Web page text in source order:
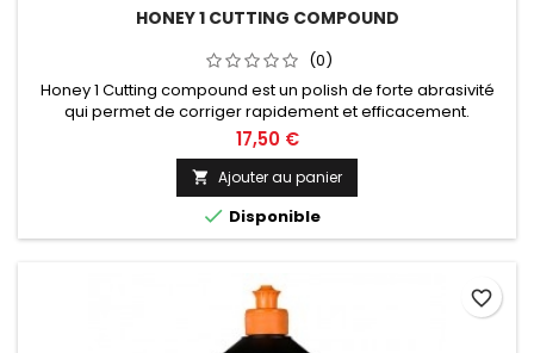
HONEY 1 CUTTING COMPOUND
(0)
Honey 1 Cutting compound est un polish de forte abrasivité
qui permet de corriger rapidement et efficacement.
Contenance de 250ml, 500ml ou 1L au choix.
17,50 €
 Ajouter au panier
 Disponible
favorite_border